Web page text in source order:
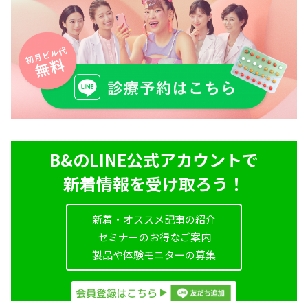
B&のLINE公式アカウントで
新着情報を受け取ろう！
新着・オススメ記事の紹介
セミナーのお得なご案内
製品や体験モニターの募集